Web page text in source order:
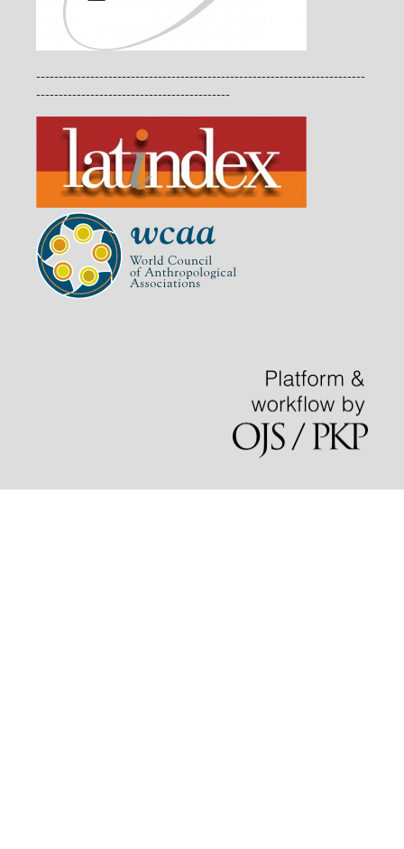
-------------------------------------------------------------------------
-------------------------------------------